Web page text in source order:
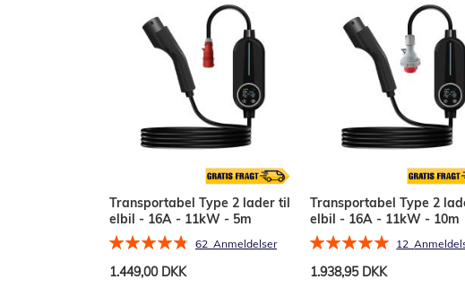
Transportabel Type 2 lader til
elbil - 16A - 11kW - 5m
Bedømmelse:
62 Anmeldelser
1.449,00 DKK
Transportabel Type 2
elbil - 16A - 11kW - 10m
Bedømmelse:
12
1.938,95 DKK